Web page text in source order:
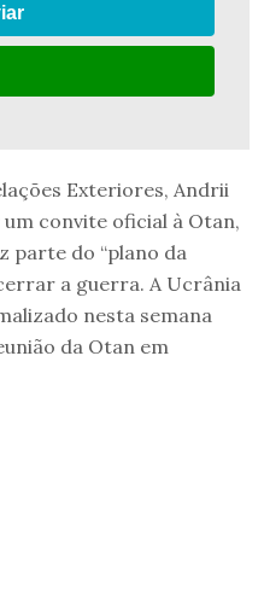
Exteriores, Andrii
convite oficial à Otan,
parte do “plano da
a guerra. A Ucrânia
nesta semana
da Otan em